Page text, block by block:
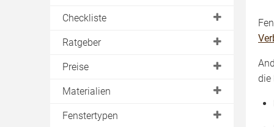
Checkliste
Planung
Angebote vergleichen
Ratgeber
neues Fenster
Fenster kaufen
Preise
Energiesparfenster
Materialien
Kunststofffenster
Fenstertypen
die